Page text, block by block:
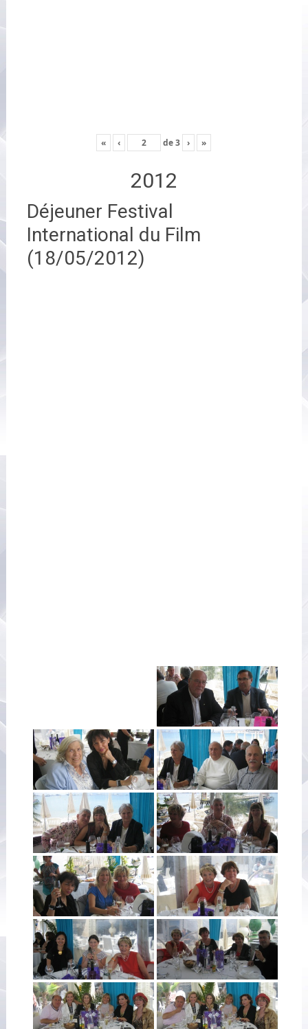
« ‹ de3 › »
2012
Déjeuner Festival
International du Film
(18/05/2012)